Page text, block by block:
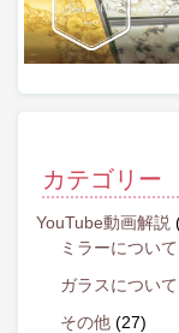
カテゴリー
YouTube動画解説
ミラーについて
ガラスについて
その他 (27)